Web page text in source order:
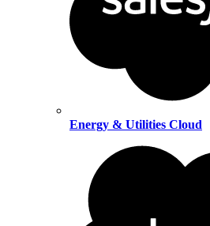
Energy & Utilities Cloud